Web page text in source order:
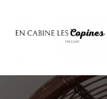
contenu